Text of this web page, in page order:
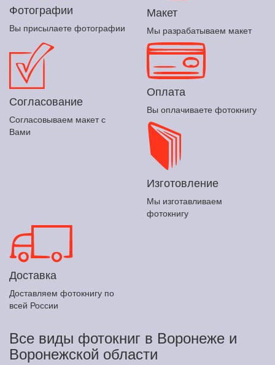
Фотографии
Вы присылаете фотографии
Макет
Мы разрабатываем макет
Согласование
Согласовываем макет с
Вами
Оплата
Вы оплачиваете фотокнигу
Изготовление
Мы изготавливаем
фотокнигу
Доставка
Доставляем фотокнигу по
всей России
Все виды фотокниг в Воронеже и
Воронежской области